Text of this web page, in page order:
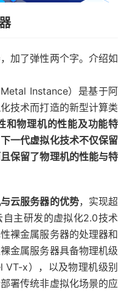
加了弹性两个字。介绍如
Instance）是基于阿
技术而打造的新型计算类
和物理机的性能及功能特
下一代虚拟化技术不仅保留
保留了物理机的性能与特
云服务器的优势，实现超
主研发的虚拟化2.0技术
裸金属服务器的处理器和
金属服务器具备物理机级
VT-x），以及物理机级别
署传统非虚拟化场景的应